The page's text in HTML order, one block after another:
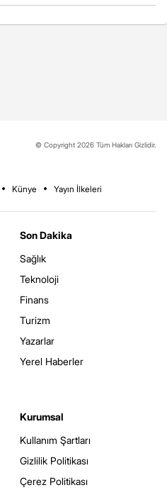
© Copyright 2026 Tüm Hakları Gizlidir.
Künye Yayın İlkeleri
Son Dakika
Sağlık
Teknoloji
Finans
Turizm
Yazarlar
Yerel Haberler
Kurumsal
Kullanım Şartları
Gizlilik Politikası
Çerez Politikası